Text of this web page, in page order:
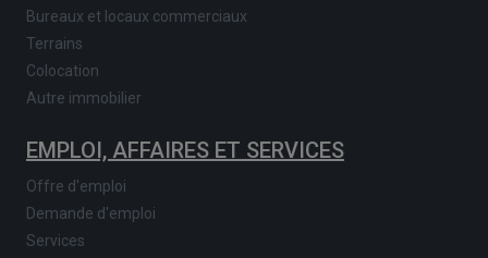
Bureaux et locaux commerciaux
Terrains
Colocation
Autre immobilier
EMPLOI, AFFAIRES ET SERVICES
Offre d'emploi
Demande d'emploi
Services